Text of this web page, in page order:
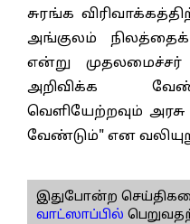
சுரங்க
அங்குலம் நிலத்தைக்
என்று
அறிவிக்க
வெளியேற்றவும்
வேண்டும்" என
இதுபோன்ற
வாட்ஸாப்பில்